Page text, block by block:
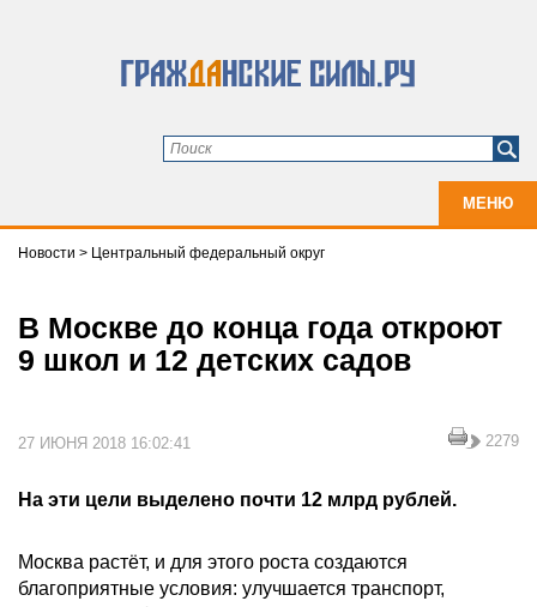
МЕНЮ
Новости > Центральный федеральный округ
В Москве до конца года откроют
9 школ и 12 детских садов
27 ИЮНЯ 2018 16:02:41 2279
На эти цели выделено почти 12 млрд рублей.
Москва растёт, и для этого роста создаются
благоприятные условия: улучшается транспорт,